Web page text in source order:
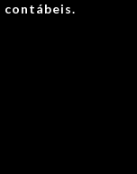
contábeis.